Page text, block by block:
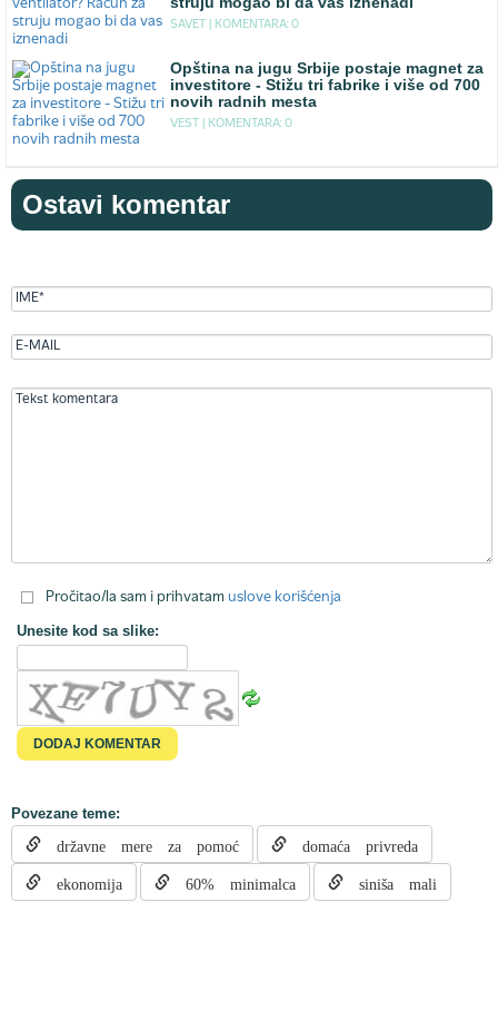
SAVET | KOMENTARA: 0
Opština na jugu Srbije postaje magnet za
investitore - Stižu tri fabrike i više od 700
novih radnih mesta
VEST | KOMENTARA: 0
Ostavi komentar
Pročitao/la sam i prihvatam uslove korišćenja
Unesite kod sa slike:
Povezane teme:
državne mere za pomoć domaća privreda
ekonomija 60% minimalca siniša mali